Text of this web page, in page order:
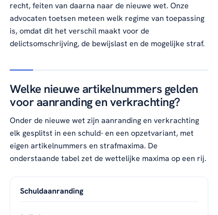
recht, feiten van daarna naar de nieuwe wet. Onze
advocaten toetsen meteen welk regime van toepassing
is, omdat dit het verschil maakt voor de
delictsomschrijving, de bewijslast en de mogelijke straf.
Welke nieuwe artikelnummers gelden
voor aanranding en verkrachting?
Onder de nieuwe wet zijn aanranding en verkrachting
elk gesplitst in een schuld- en een opzetvariant, met
eigen artikelnummers en strafmaxima. De
onderstaande tabel zet de wettelijke maxima op een rij.
Schuldaanranding